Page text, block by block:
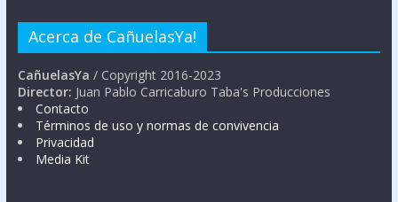
Acerca de CañuelasYa!
CañuelasYa / Copyright 2016-2023
Director: Juan Pablo Carricaburo Taba's Producciones
Contacto
Términos de uso y normas de convivencia
Privacidad
Media Kit